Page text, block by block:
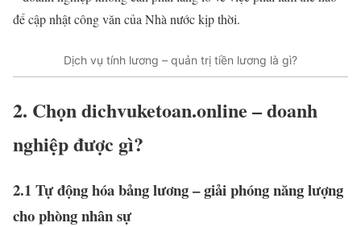
để cập nhật công văn của Nhà nước kịp thời.
Dịch vụ tính lương – quản trị tiền lương là gì?
2. Chọn dichvuketoan.online – doanh
nghiệp được gì?
2.1 Tự động hóa bảng lương – giải phóng năng lượng
cho phòng nhân sự